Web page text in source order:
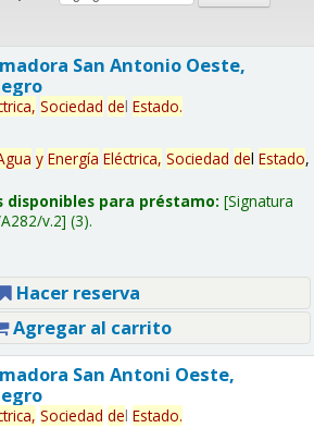
San Antonio Oeste,
Sociedad del Estado.
y Energía Eléctrica, Sociedad del Estado,
disponibles para préstamo: Signatura
v.2 (3).
Hacer reserva
Agregar al carrito
San Antoni Oeste,
Sociedad del Estado.